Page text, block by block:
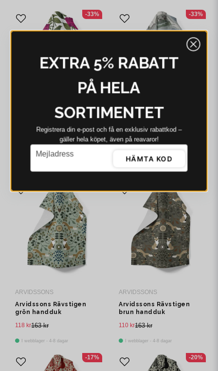
Arvidssons Pion
cerise/grön handduk
163 kr
I webblager - 4-8 dagar
-33%
ARVIDSSONS
Arvidssons Fjällängar
beige handduk
163 kr
110 kr
-33%
ARVIDSSONS
Arvidssons Rävstigen
grön handduk
163 kr
118 kr
I webblager - 4-8 dagar
ARVIDSSONS
Arvidssons Rävstigen
brun handduk
163 kr
110 kr
I webblager - 4-8 dagar
-17% -20%
EXTRA 5% RABATT
PÅ HELA
SORTIMENTET
Registrera din e‑post och få en exklusiv rabattkod –
gäller hela köpet, även på reavaror!
email
Mejladress
HÄMTA KOD